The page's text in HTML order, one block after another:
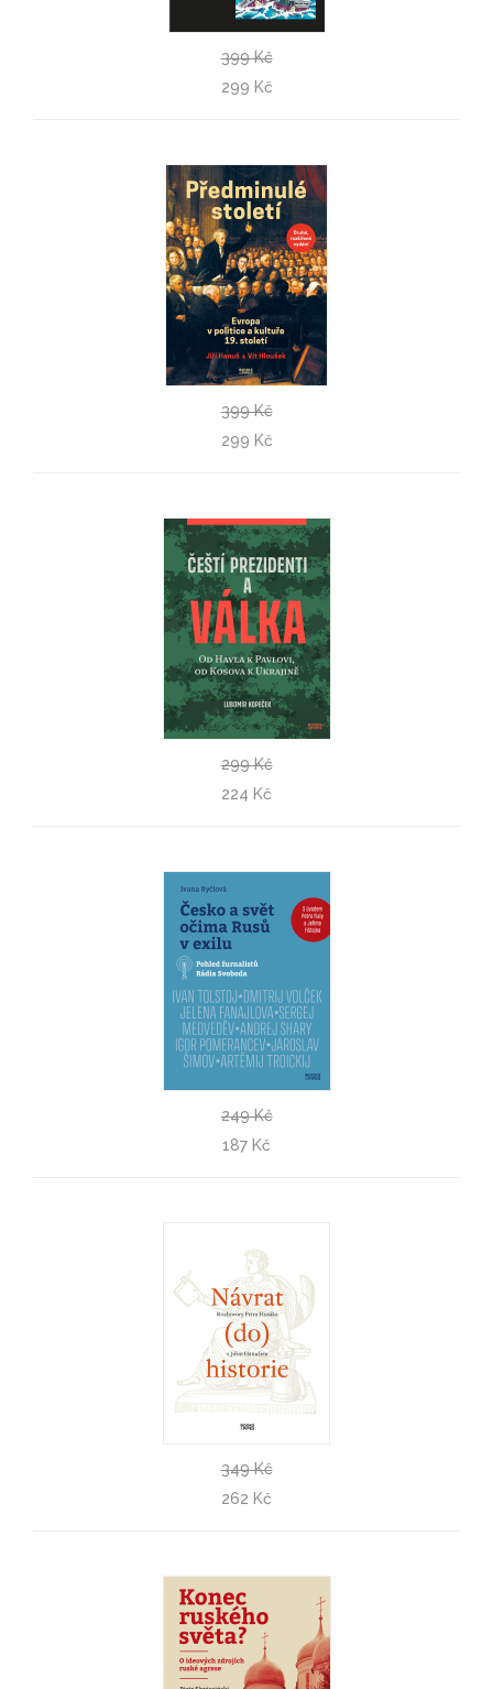
Adam Folvarčný
Česká pirátská strana
399 Kč
299 Kč
Jiří Hanuš, Vít Hloušek
Předminulé století - druhé doplněné vydání
399 Kč
299 Kč
Lubomír Kopeček
Čeští prezidenti a válka
299 Kč
224 Kč
Ivana Ryčlová
Česko a svět očima Rusů v exilu
249 Kč
187 Kč
Jiří Hanuš
Návrat (do) historie
349 Kč
262 Kč